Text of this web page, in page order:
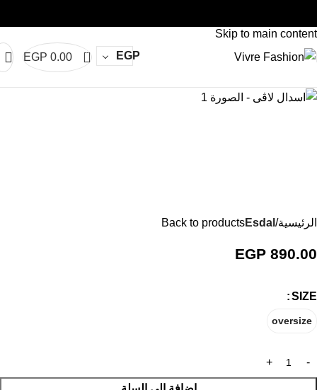
Skip to main content
EGP
0
EGP 0.00
الرئيسية Esdal
Back to products
EGP 890.00
SIZE
oversize